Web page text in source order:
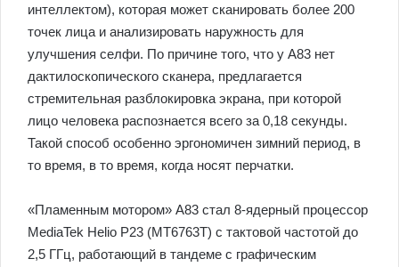
интеллектом), которая может сканировать более 200
точек лица и анализировать наружность для
улучшения селфи. По причине того, что у A83 нет
дактилоскопического сканера, предлагается
стремительная разблокировка экрана, при которой
лицо человека распознается всего за 0,18 секунды.
Такой способ особенно эргономичен зимний период, в
то время, в то время, когда носят перчатки.
«Пламенным мотором» А83 стал 8-ядерный процессор
MediaTek Helio P23 (MT6763T) с тактовой частотой до
2,5 ГГц, работающий в тандеме с графическим